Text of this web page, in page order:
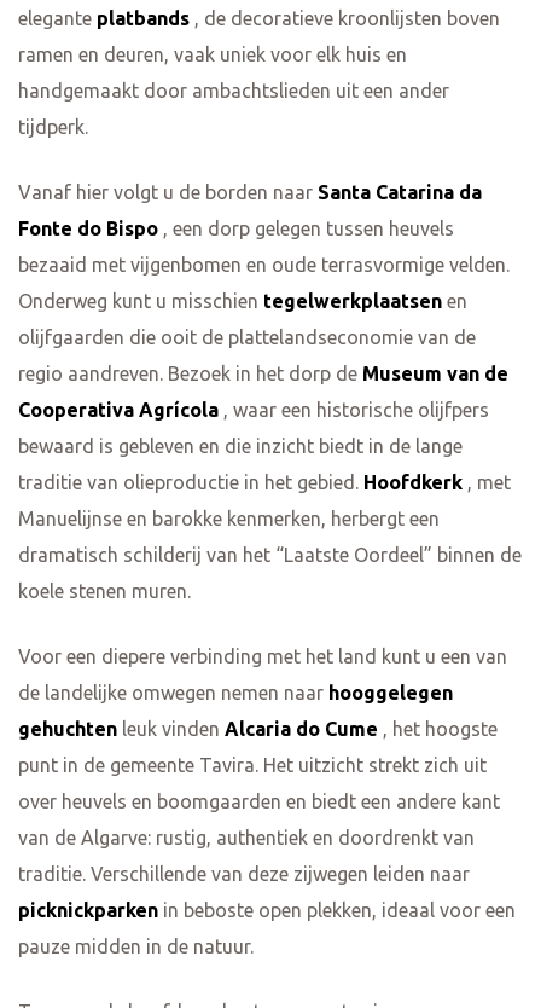
elegante platbands , de decoratieve kroonlijsten boven
ramen en deuren, vaak uniek voor elk huis en
handgemaakt door ambachtslieden uit een ander
tijdperk.
Vanaf hier volgt u de borden naar Santa Catarina da
Fonte do Bispo , een dorp gelegen tussen heuvels
bezaaid met vijgenbomen en oude terrasvormige velden.
Onderweg kunt u misschien tegelwerkplaatsen en
olijfgaarden die ooit de plattelandseconomie van de
regio aandreven. Bezoek in het dorp de Museum van de
Cooperativa Agrícola , waar een historische olijfpers
bewaard is gebleven en die inzicht biedt in de lange
traditie van olieproductie in het gebied. Hoofdkerk , met
Manuelijnse en barokke kenmerken, herbergt een
dramatisch schilderij van het “Laatste Oordeel” binnen de
koele stenen muren.
Voor een diepere verbinding met het land kunt u een van
de landelijke omwegen nemen naar hooggelegen
gehuchten leuk vinden Alcaria do Cume , het hoogste
punt in de gemeente Tavira. Het uitzicht strekt zich uit
over heuvels en boomgaarden en biedt een andere kant
van de Algarve: rustig, authentiek en doordrenkt van
traditie. Verschillende van deze zijwegen leiden naar
picknickparken in beboste open plekken, ideaal voor een
pauze midden in de natuur.